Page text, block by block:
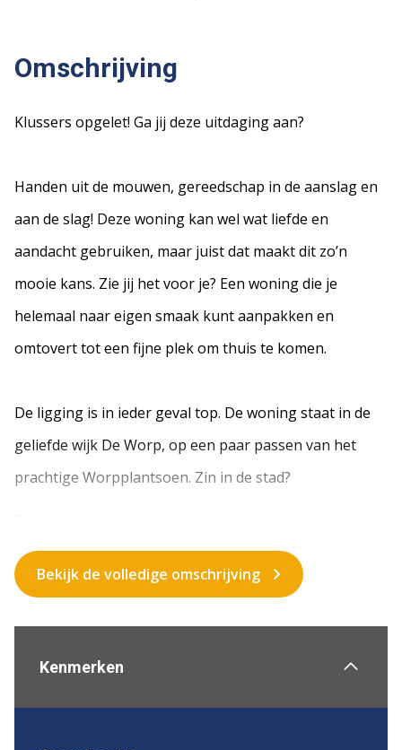
Omschrijving
Klussers opgelet! Ga jij deze uitdaging aan?
Handen uit de mouwen, gereedschap in de aanslag en
aan de slag! Deze woning kan wel wat liefde en
aandacht gebruiken, maar juist dat maakt dit zo’n
mooie kans. Zie jij het voor je? Een woning die je
helemaal naar eigen smaak kunt aanpakken en
omtovert tot een fijne plek om thuis te komen.
De ligging is in ieder geval top. De woning staat in de
geliefde wijk De Worp, op een paar passen van het
prachtige Worpplantsoen. Zin in de stad?
Bekijk de volledige omschrijving
Kenmerken